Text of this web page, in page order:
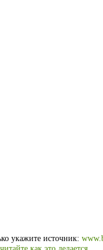
укажите источник: